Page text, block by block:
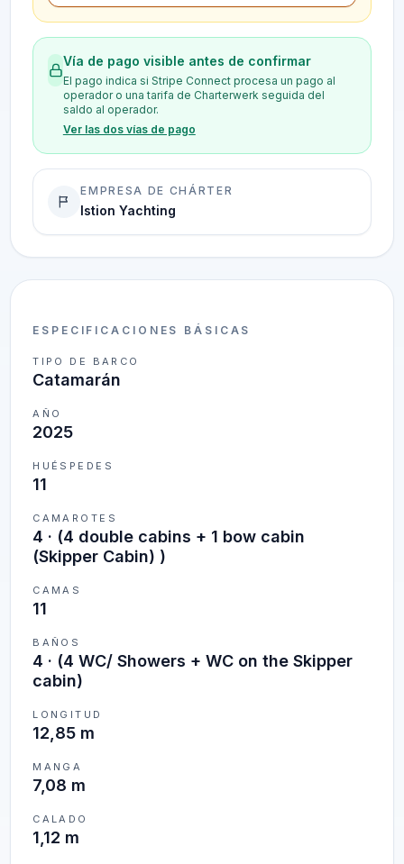
ESPECIFICACIONES BÁSICAS
TIPO DE BARCO
Catamarán
AÑO
2025
HUÉSPEDES
11
CAMAROTES
4 · (4 double cabins + 1 bow cabin
(Skipper Cabin) )
CAMAS
11
BAÑOS
4 · (4 WC/ Showers + WC on the Skipper
cabin)
LONGITUD
12,85 m
MANGA
7,08 m
CALADO
1,12 m
Vía de pago visible antes de confirmar
El pago indica si Stripe Connect procesa un pago al
operador o una tarifa de Charterwerk seguida del
saldo al operador.
Ver las dos vías de pago
EMPRESA DE CHÁRTER
Istion Yachting